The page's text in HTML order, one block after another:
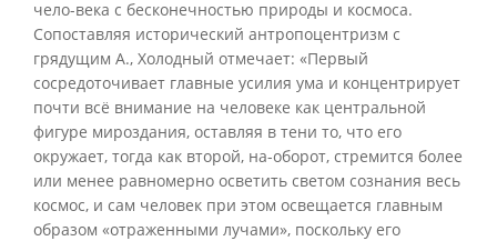
чело-века с бесконечностью природы и космоса.
Сопоставляя исторический антропоцентризм с
грядущим А., Холодный отмечает: «Первый
сосредоточивает главные усилия ума и концентрирует
почти всё внимание на человеке как центральной
фигуре мироздания, оставляя в тени то, что его
окружает, тогда как второй, на-оборот, стремится более
или менее равномерно осветить светом сознания весь
космос, и сам человек при этом освещается главным
образом «отраженными лучами», поскольку его